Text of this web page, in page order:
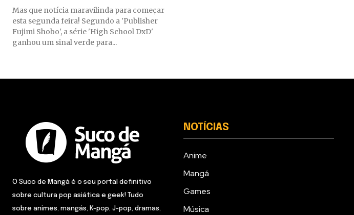
Mas que notícia maravilinda para começar
esta segunda feira! Segundo a 'Publisher
Fujimi Shobo', a série 'High School DxD'
ganhou um sinal verde para...
O Suco de Mangá é o seu portal definitivo
sobre cultura pop asiática e geek! Tudo
sobre animes, mangás, K-pop, J-pop, dramas,
NOTÍCIAS
Anime
Mangá
Games
Música